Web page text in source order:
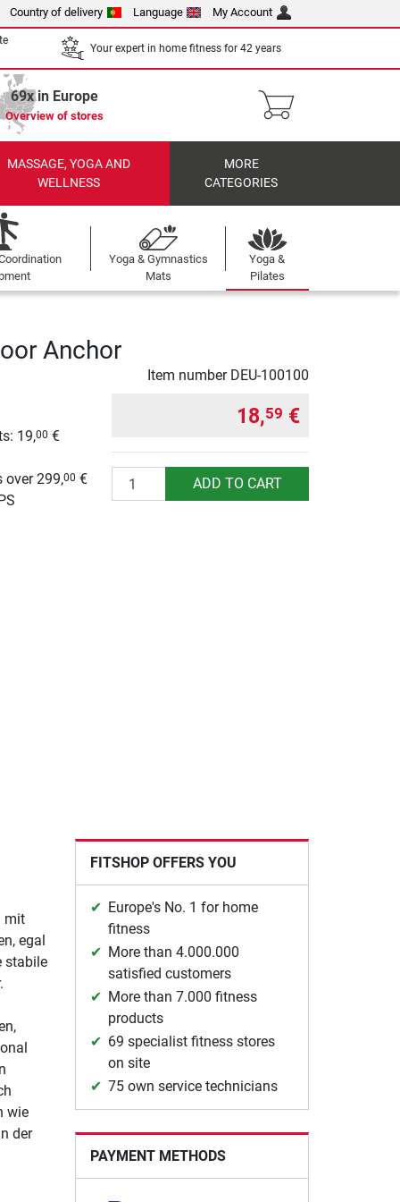
Country of delivery Language My Account
Your expert in home fitness for 42 years
69x in Europe
Overview of stores
MASSAGE, YOGA AND
WELLNESS
MORE
CATEGORIES
Yoga & Gymnastics
Mats
Yoga &
Pilates
Anchor
Item number DEU-100100
19,00 €
over 299,00 €
18,59 €
Quantity ADD TO CART
mit
egal
stabile
wie
der
FITSHOP OFFERS YOU
Europe's No. 1 for home
fitness
More than 4.000.000
satisfied customers
More than 7.000 fitness
products
69 specialist fitness stores
on site
75 own service technicians
PAYMENT METHODS